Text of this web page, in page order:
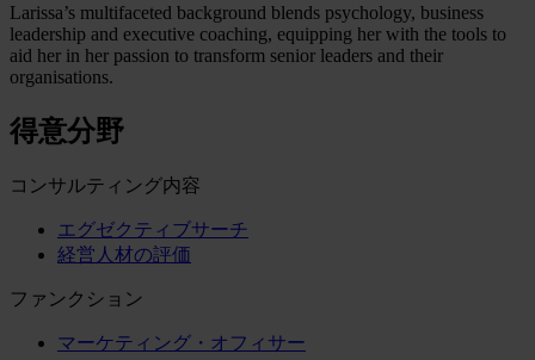
Larissa’s multifaceted background blends psychology, business
leadership and executive coaching, equipping her with the tools to
aid her in her passion to transform senior leaders and their
organisations.
得意分野
コンサルティング内容
エグゼクティブサーチ
経営人材の評価
ファンクション
マーケティング・オフィサー